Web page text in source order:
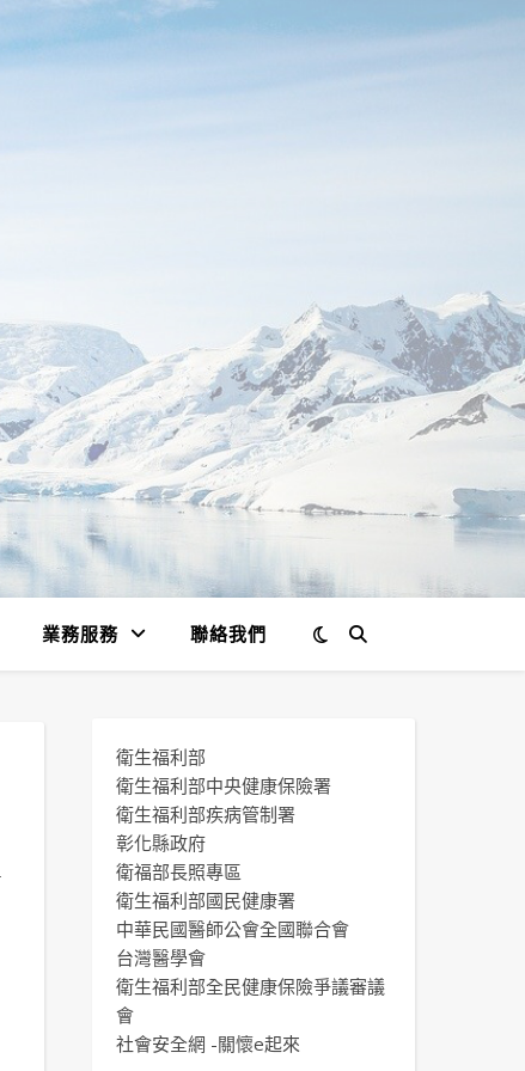
業務服務 聯絡我們
衛生福利部
衛生福利部中央健康保險署
衛生福利部疾病管制署
彰化縣政府
衛福部長照專區
衛生福利部國民健康署
中華民國醫師公會全國聯合會
台灣醫學會
衛生福利部全民健康保險爭議審議
會
社會安全網 -關懷e起來